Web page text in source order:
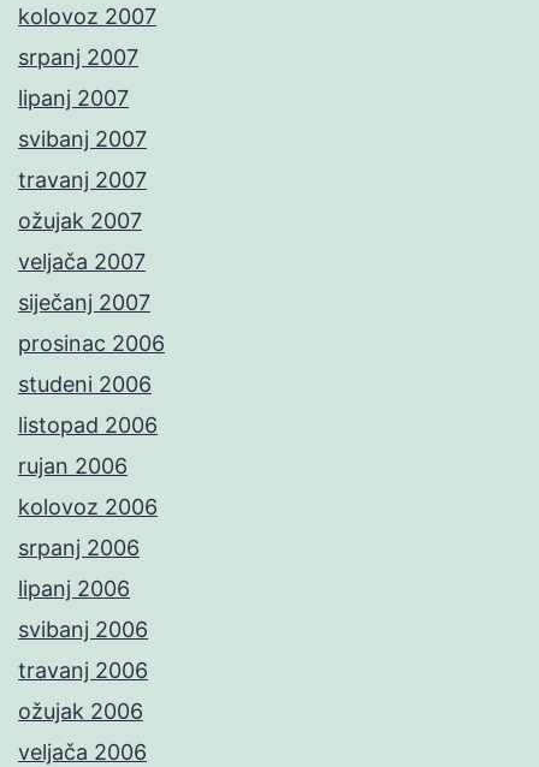
kolovoz 2007
srpanj 2007
lipanj 2007
svibanj 2007
travanj 2007
ožujak 2007
veljača 2007
siječanj 2007
prosinac 2006
studeni 2006
listopad 2006
rujan 2006
kolovoz 2006
srpanj 2006
lipanj 2006
svibanj 2006
travanj 2006
ožujak 2006
veljača 2006